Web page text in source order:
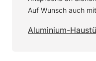
Auf Wunsch auch
Aluminium-